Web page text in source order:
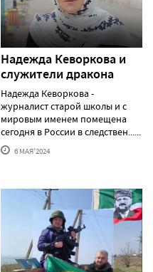
Надежда Кеворкова и
служители дракона
Надежда Кеворкова -
журналист старой школы и с
мировым именем помещена
сегодня в России в следствен......
6 МАЯ'2024